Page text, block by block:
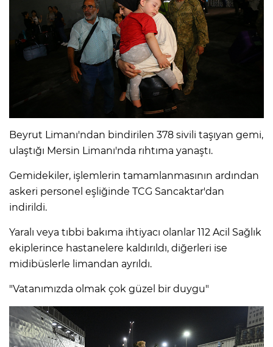
Beyrut Limanı'ndan bindirilen 378 sivili taşıyan gemi,
ulaştığı Mersin Limanı'nda rıhtıma yanaştı.
Gemidekiler, işlemlerin tamamlanmasının ardından
askeri personel eşliğinde TCG Sancaktar'dan
indirildi.
Yaralı veya tıbbi bakıma ihtiyacı olanlar 112 Acil Sağlık
ekiplerince hastanelere kaldırıldı, diğerleri ise
midibüslerle limandan ayrıldı.
"Vatanımızda olmak çok güzel bir duygu"